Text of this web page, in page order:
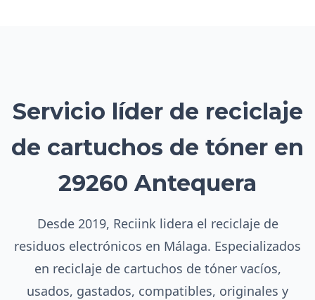
Servicio líder de reciclaje
de cartuchos de tóner en
29260 Antequera
Desde 2019, Reciink lidera el reciclaje de
residuos electrónicos en Málaga. Especializados
en reciclaje de cartuchos de tóner vacíos,
usados, gastados, compatibles, originales y